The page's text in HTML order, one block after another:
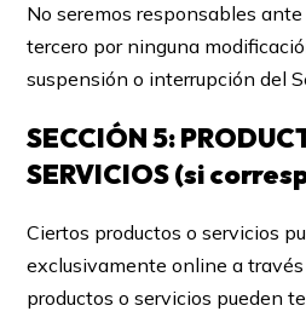
No seremos responsables
tercero por ninguna
suspensión o interrupción del
SECCIÓN 5:
SERVICIOS (si
Ciertos productos o servicios
exclusivamente online a
productos o servicios pueden